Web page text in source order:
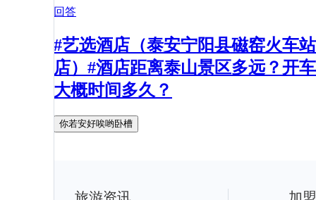
回答
#艺选酒店（泰安宁阳县磁窑火车站
店）#酒店距离泰山景区多远？开车
大概时间多久？
你若安好唉哟卧槽